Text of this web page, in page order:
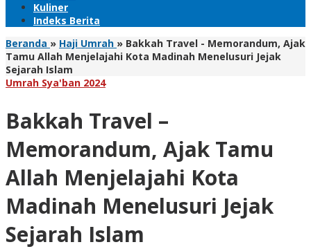
Kuliner
Indeks Berita
Beranda » Haji Umrah » Bakkah Travel - Memorandum, Ajak
Tamu Allah Menjelajahi Kota Madinah Menelusuri Jejak
Sejarah Islam
Umrah Sya'ban 2024
Bakkah Travel –
Memorandum, Ajak Tamu
Allah Menjelajahi Kota
Madinah Menelusuri Jejak
Sejarah Islam